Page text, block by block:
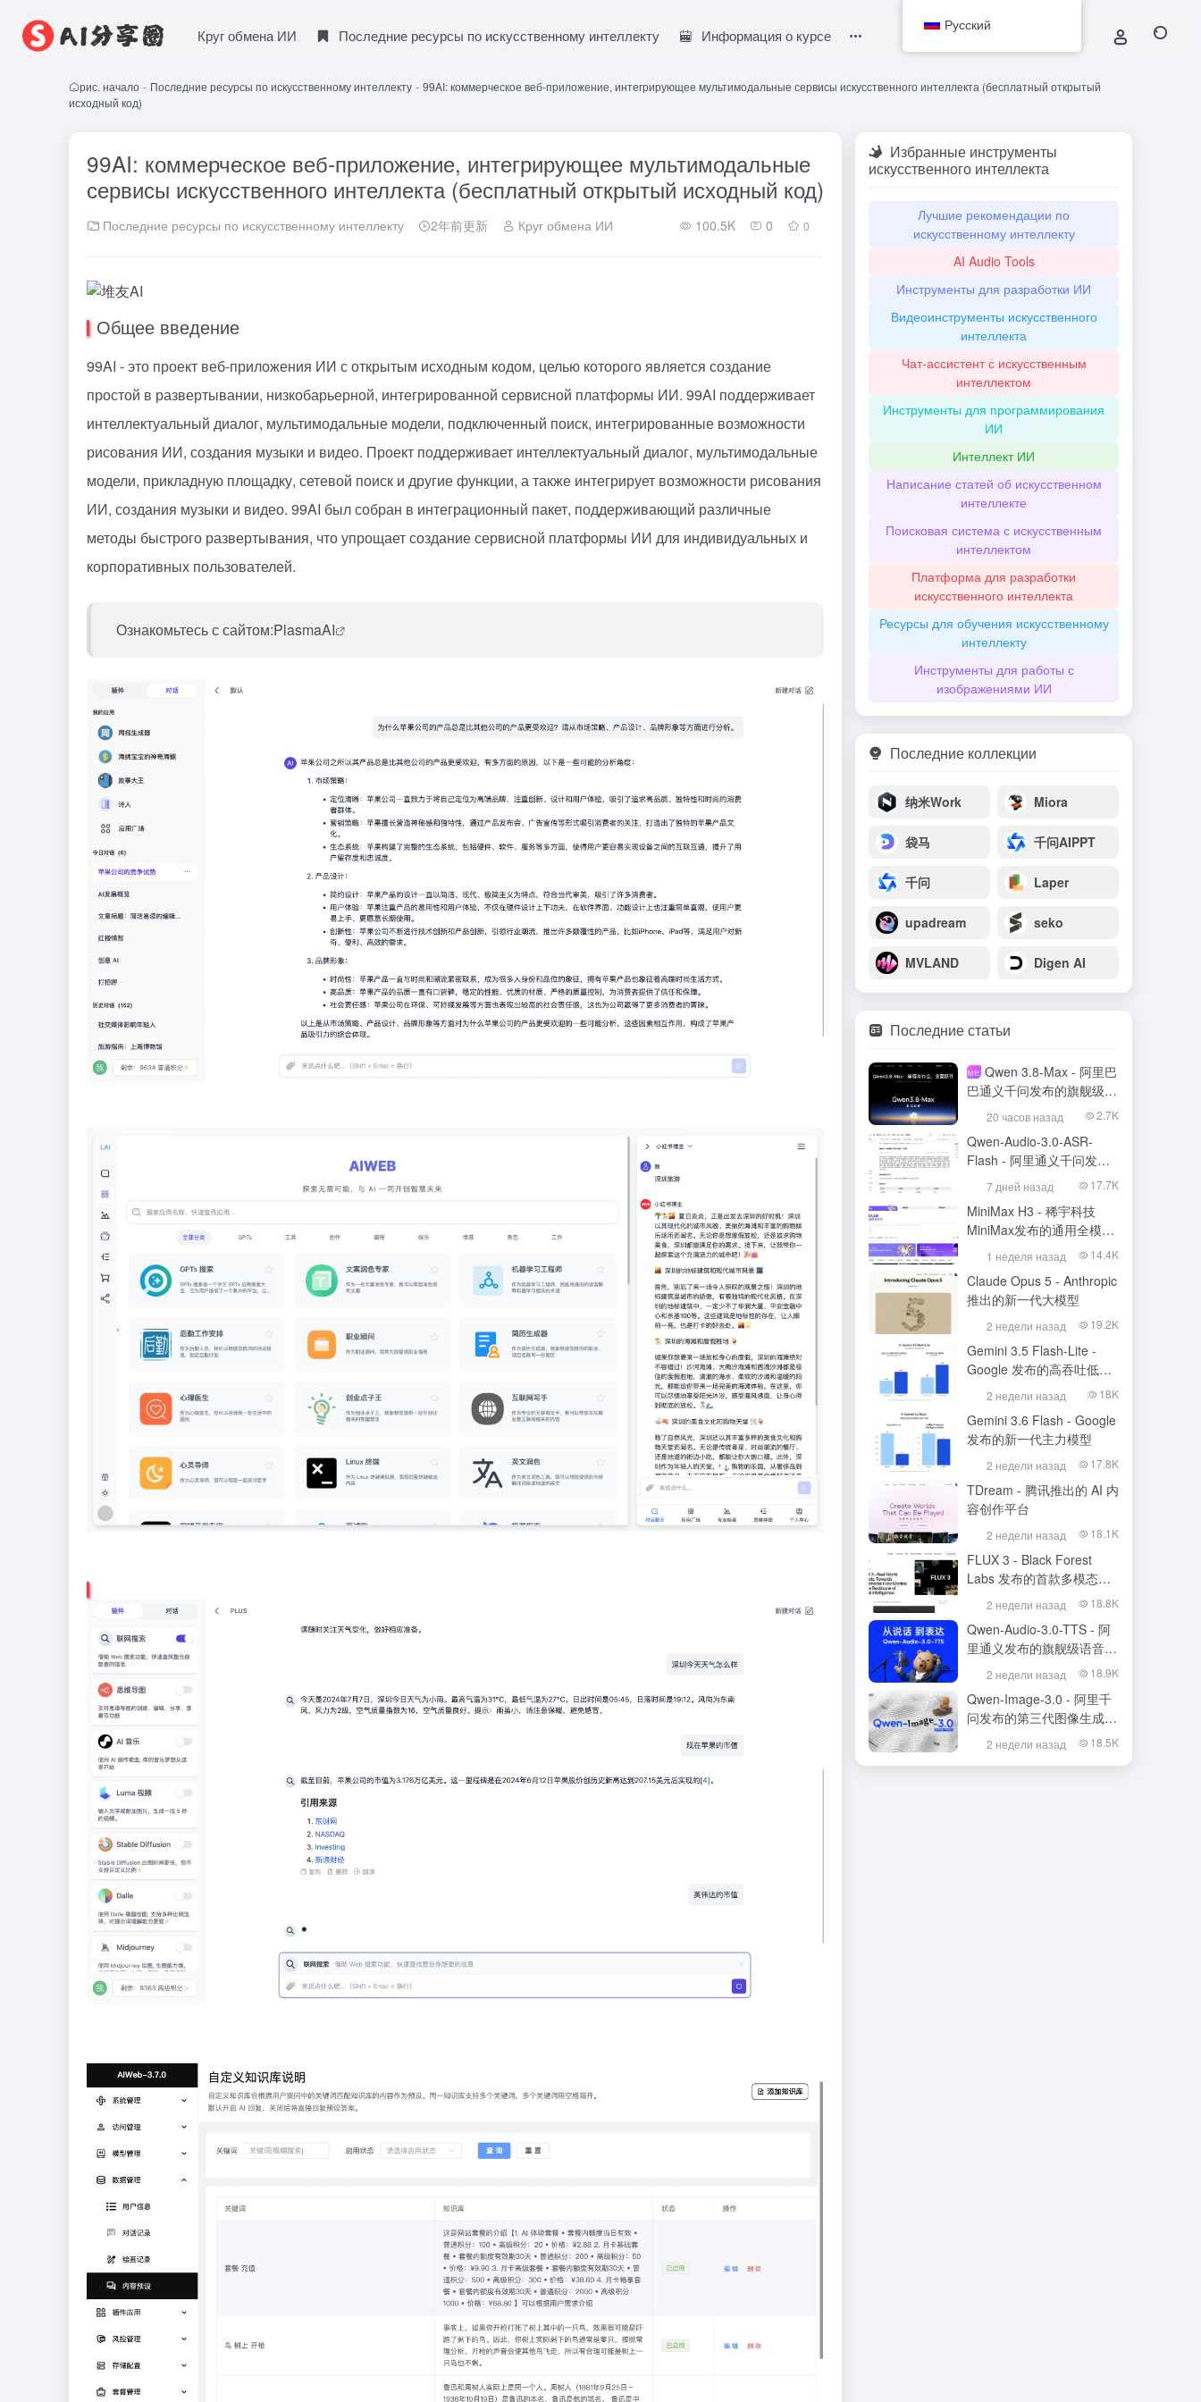
Круг обмена ИИ Последние ресурсы по искусственному интеллекту Информация о курсе
рис. начало - Последние ресурсы по искусственному интеллекту - 99AI: коммерческое веб-приложение, интегрирующее мультимодальные сервисы искусственного интеллекта (бесплатный открытый
исходный код)
99AI: коммерческое веб-приложение, интегрирующее мультимодальные
сервисы искусственного интеллекта (бесплатный открытый исходный код)
Последние ресурсы по искусственному интеллекту 2年前更新 Круг обмена ИИ 100.5K 0 0
Общее введение
99AI - это проект веб-приложения ИИ с открытым исходным кодом, целью которого является создание
простой в развертывании, низкобарьерной, интегрированной сервисной платформы ИИ. 99AI поддерживает
интеллектуальный диалог, мультимодальные модели, подключенный поиск, интегрированные возможности
рисования ИИ, создания музыки и видео. Проект поддерживает интеллектуальный диалог, мультимодальные
модели, прикладную площадку, сетевой поиск и другие функции, а также интегрирует возможности рисования
ИИ, создания музыки и видео. 99AI был собран в интеграционный пакет, поддерживающий различные
методы быстрого развертывания, что упрощает создание сервисной платформы ИИ для индивидуальных и
корпоративных пользователей.
Ознакомьтесь с сайтом:PlasmaAI
Избранные инструменты
искусственного интеллекта
Лучшие рекомендации по
искусственному интеллекту
AI Audio Tools
Инструменты для разработки ИИ
Видеоинструменты искусственного
интеллекта
Чат-ассистент с искусственным
интеллектом
Инструменты для программирования
ИИ
Интеллект ИИ
Написание статей об искусственном
интеллекте
Поисковая система с искусственным
интеллектом
Платформа для разработки
искусственного интеллекта
Ресурсы для обучения искусственному
интеллекту
Инструменты для работы с
изображениями ИИ
Последние коллекции
纳米Work Miora
袋马 千问AIPPT
千问 Laper
upadream seko
MVLAND Digen AI
Последние статьи
мезо- (химия)
Qwen 3.8-Max - 阿里巴
巴通义千问发布的旗舰级大
模型20 часов назад 2.7K
Qwen-Audio-3.0-ASR-
Flash - 阿里通义千问发布
的语音识别大模型
7 дней назад 17.7K
MiniMax H3 - 稀宇科技
MiniMax发布的通用全模态
生成模型
1 неделя назад 14.4K
Claude Opus 5 - Anthropic
推出的新一代大模型
2 недели назад 19.2K
Gemini 3.5 Flash-Lite -
Google 发布的高吞吐低成
本模型2 недели назад 18K
Gemini 3.6 Flash - Google
发布的新一代主力模型
2 недели назад 17.8K
TDream - 腾讯推出的 AI 内
容创作平台
2 недели назад 18.1K
FLUX 3 - Black Forest
Labs 发布的首款多模态基
础模型2 недели назад 18.8K
Qwen-Audio-3.0-TTS - 阿
里通义发布的旗舰级语音合
成大模型
2 недели назад 18.9K
Qwen-Image-3.0 - 阿里千
问发布的第三代图像生成基
础模型2 недели назад 18.5K
Русский